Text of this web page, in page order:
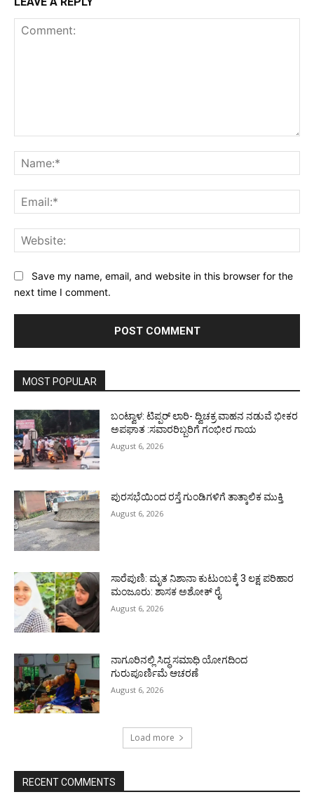
Save my name, email, and website in this browser for the
next time I comment.
MOST POPULAR
ಬಂಟ್ವಾಳ: ಟಿಪ್ಪರ್ ಲಾರಿ- ದ್ವಿಚಕ್ರ ವಾಹನ ನಡುವೆ ಭೀಕರ
ಅಪಘಾತ :ಸವಾರರಿಬ್ಬರಿಗೆ ಗಂಭೀರ ಗಾಯ
August 6, 2026
ಪುರಸಭೆಯಿಂದ ರಸ್ತೆ ಗುಂಡಿಗಳಿಗೆ ತಾತ್ಕಾಲಿಕ ಮುಕ್ತಿ
August 6, 2026
ಸಾರೆಪುಣಿ: ಮೃತ ನಿಶಾನಾ ಕುಟುಂಬಕ್ಕೆ 3 ಲಕ್ಷ ಪರಿಹಾರ
ಮಂಜೂರು: ಶಾಸಕ ಅಶೋಕ್ ರೈ
August 6, 2026
ನಾಗೂರಿನಲ್ಲಿ ಸಿದ್ಧ ಸಮಾಧಿ ಯೋಗದಿಂದ
ಗುರುಪೂರ್ಣಿಮೆ ಆಚರಣೆ
August 6, 2026
Load more
RECENT COMMENTS